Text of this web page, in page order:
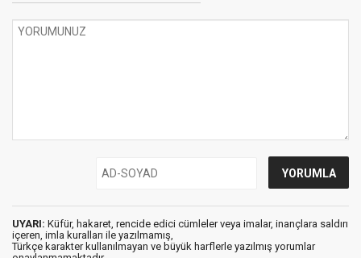
UYARI: Küfür, hakaret, rencide edici cümleler veya imalar, inançlara saldırı
içeren, imla kuralları ile yazılmamış,
Türkçe karakter kullanılmayan ve büyük harflerle yazılmış yorumlar